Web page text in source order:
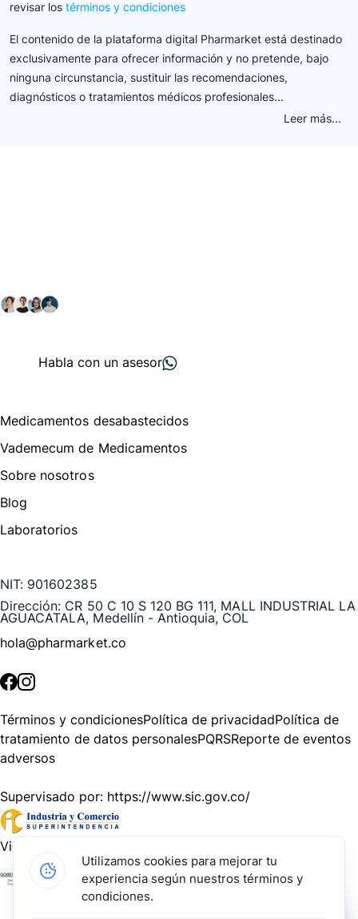
revisar los términos y condiciones
El contenido de la plataforma digital Pharmarket está destinado
exclusivamente para ofrecer información y no pretende, bajo
ninguna circunstancia, sustituir las recomendaciones,
diagnósticos o tratamientos médicos profesionales...
Leer más...
Habla con un asesor
Medicamentos desabastecidos
Vademecum de Medicamentos
Sobre nosotros
Blog
Laboratorios
NIT: 901602385
Dirección: CR 50 C 10 S 120 BG 111, MALL INDUSTRIAL LA
AGUACATALA, Medellín - Antioquia, COL
hola@pharmarket.co
Términos y condicionesPolítica de privacidadPolítica de
tratamiento de datos personalesPQRSReporte de eventos
adversos
Supervisado por: https://www.sic.gov.co/
Vigilado por:
Gracias a nuestros impulsadores, podemos presentarte la
solución tecnológica más avanzada para resolver los
Utilizamos cookies para mejorar tu
experiencia según nuestros términos y
condiciones.